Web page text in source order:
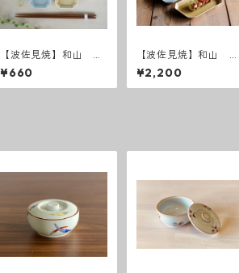
【波佐見焼】和山 八
角シリーズ プレート
SS
¥660
【波佐見焼】和山 八
角シリーズ プレート
L
¥2,200